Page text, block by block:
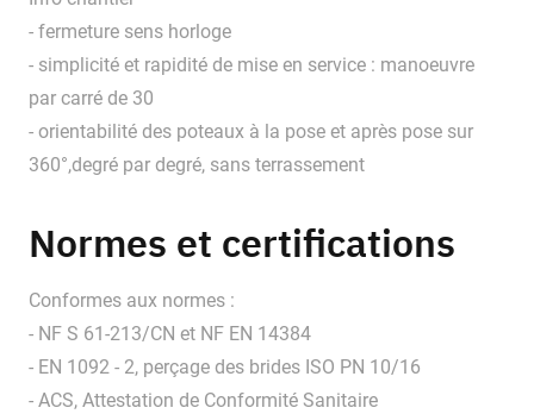
- fermeture sens horloge
- simplicité et rapidité de mise en service : manoeuvre
par carré de 30
- orientabilité des poteaux à la pose et après pose sur
360°,degré par degré, sans terrassement
Normes et certifications
Conformes aux normes :
- NF S 61-213/CN et NF EN 14384
- EN 1092 - 2, perçage des brides ISO PN 10/16
- ACS, Attestation de Conformité Sanitaire